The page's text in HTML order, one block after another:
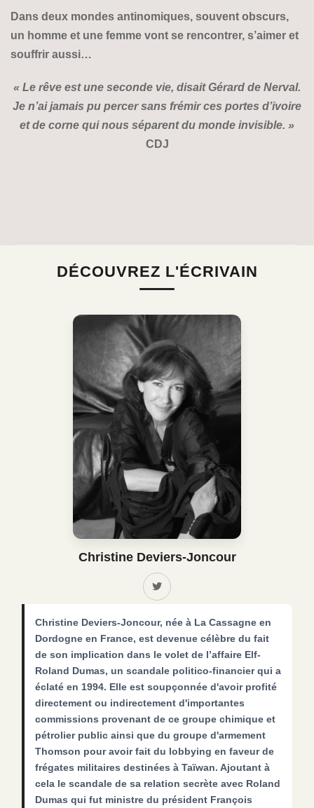
Dans deux mondes antinomiques, souvent obscurs,
un homme et une femme vont se rencontrer, s’aimer et
souffrir aussi…
« Le rêve est une seconde vie, disait Gérard de Nerval.
Je n’ai jamais pu percer sans frémir ces portes d’ivoire
et de corne qui nous séparent du monde invisible. »
CDJ
DÉCOUVREZ L'ÉCRIVAIN
Christine Deviers-Joncour
Christine Deviers-Joncour, née à La Cassagne en
Dordogne en France, est devenue célèbre du fait
de son implication dans le volet de l’affaire Elf-
Roland Dumas, un scandale politico-financier qui a
éclaté en 1994. Elle est soupçonnée d'avoir profité
directement ou indirectement d'importantes
commissions provenant de ce groupe chimique et
pétrolier public ainsi que du groupe d'armement
Thomson pour avoir fait du lobbying en faveur de
frégates militaires destinées à Taïwan. Ajoutant à
cela le scandale de sa relation secrète avec Roland
Dumas qui fut ministre du président François